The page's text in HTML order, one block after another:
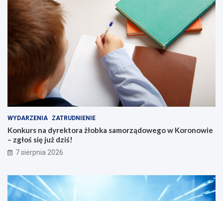
WYDARZENIA ZATRUDNIENIE
Konkurs na dyrektora żłobka samorządowego w Koronowie
– zgłoś się już dziś!
7 sierpnia 2026